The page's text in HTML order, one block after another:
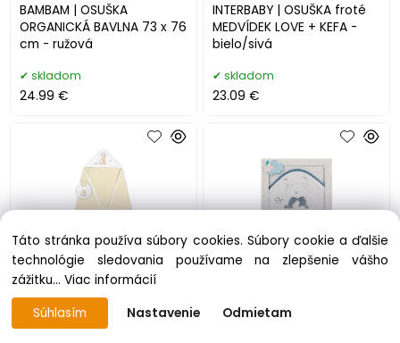
BAMBAM | OSUŠKA
ORGANICKÁ BAVLNA 73 x 76
cm - ružová
skladom
24.99 €
INTERBABY | OSUŠKA froté
MEDVÍDEK LOVE + KEFA -
bielo/sivá
skladom
23.09 €
INTERBABY | OSUŠKA froté
Medvedík na hojdačke +
Medvedík na houpačce -
Táto stránka používa súbory cookies. Súbory cookie a ďalšie
technológie sledovania používame na zlepšenie vášho
zážitku... Viac informácií
Súhlasím
Nastavenie Odmietam